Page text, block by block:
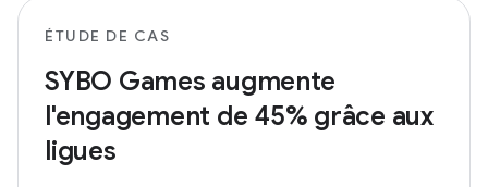
ÉTUDE DE CAS
SYBO Games augmente
l'engagement de 45% grâce aux
ligues